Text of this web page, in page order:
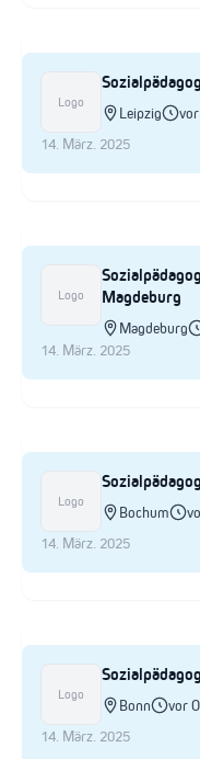
Logo
Leipzig
14. März. 2025
Logo
Magdeburg
Magdeburg
14. März. 2025
Logo
Bochum
14. März. 2025
Logo
Bonn
vor
14. März. 2025